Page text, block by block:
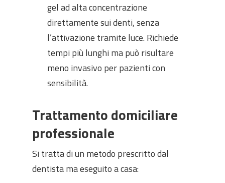
gel ad alta concentrazione
direttamente sui denti, senza
l’attivazione tramite luce. Richiede
tempi più lunghi ma può risultare
meno invasivo per pazienti con
sensibilità.
Trattamento domiciliare
professionale
Si tratta di un metodo prescritto dal
dentista ma eseguito a casa: